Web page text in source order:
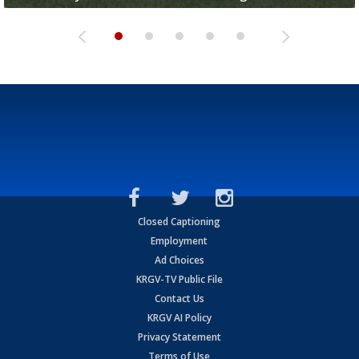
Closed Captioning
Employment
Ad Choices
KRGV-TV Public File
Contact Us
KRGV AI Policy
Privacy Statement